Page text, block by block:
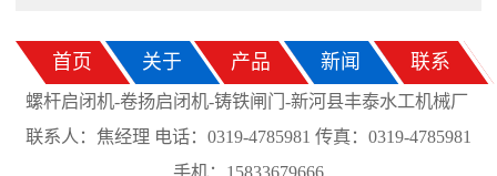
首页 关于 产品 新闻 联系
螺杆启闭机-卷扬启闭机-铸铁闸门-新河县丰泰水工机械厂
联系人：焦经理 电话：0319-4785981 传真：0319-4785981